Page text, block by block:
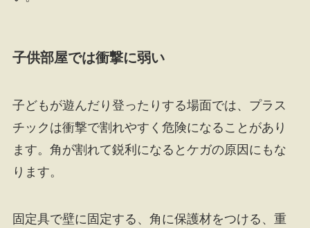
子供部屋では衝撃に弱い
子どもが遊んだり登ったりする場面では、プラス
チックは衝撃で割れやすく危険になることがあり
ます。角が割れて鋭利になるとケガの原因にもな
ります。
固定具で壁に固定する、角に保護材をつける、重